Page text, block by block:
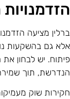
מציעה
גם בהשקעות
יש לבחון
תוך
שוק